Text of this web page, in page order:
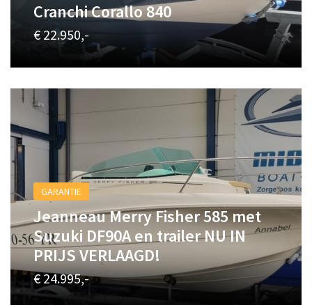
Cranchi Corallo 840
€ 22.950,-
GARANTIE
Jeanneau Merry Fisher 585 met
Suzuki DF90A en trailer NU IN
PRIJS VERLAAGD!
€ 24.995,-